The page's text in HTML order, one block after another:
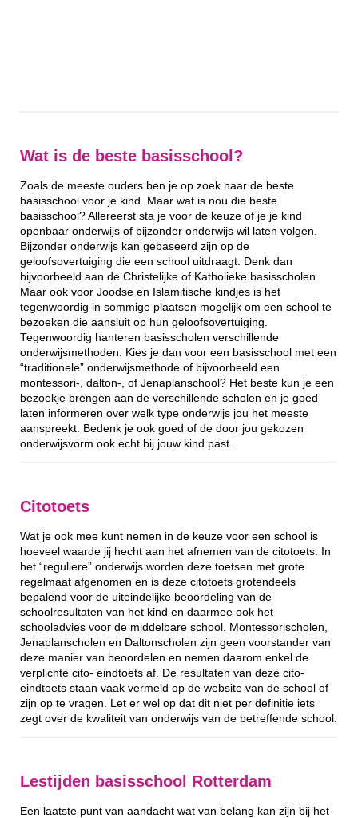
Wat is de beste basisschool?
Zoals de meeste ouders ben je op zoek naar de beste
basisschool voor je kind. Maar wat is nou die beste
basisschool? Allereerst sta je voor de keuze of je je kind
openbaar onderwijs of bijzonder onderwijs wil laten volgen.
Bijzonder onderwijs kan gebaseerd zijn op de
geloofsovertuiging die een school uitdraagt. Denk dan
bijvoorbeeld aan de Christelijke of Katholieke basisscholen.
Maar ook voor Joodse en Islamitische kindjes is het
tegenwoordig in sommige plaatsen mogelijk om een school te
bezoeken die aansluit op hun geloofsovertuiging.
Tegenwoordig hanteren basisscholen verschillende
onderwijsmethoden. Kies je dan voor een basisschool met een
“traditionele” onderwijsmethode of bijvoorbeeld een
montessori-, dalton-, of Jenaplanschool? Het beste kun je een
bezoekje brengen aan de verschillende scholen en je goed
laten informeren over welk type onderwijs jou het meeste
aanspreekt. Bedenk je ook goed of de door jou gekozen
onderwijsvorm ook echt bij jouw kind past.
Citotoets
Wat je ook mee kunt nemen in de keuze voor een school is
hoeveel waarde jij hecht aan het afnemen van de citotoets. In
het “reguliere” onderwijs worden deze toetsen met grote
regelmaat afgenomen en is deze citotoets grotendeels
bepalend voor de uiteindelijke beoordeling van de
schoolresultaten van het kind en daarmee ook het
schooladvies voor de middelbare school. Montessorischolen,
Jenaplanscholen en Daltonscholen zijn geen voorstander van
deze manier van beoordelen en nemen daarom enkel de
verplichte cito- eindtoets af. De resultaten van deze cito-
eindtoets staan vaak vermeld op de website van de school of
zijn op te vragen. Let er wel op dat dit niet per definitie iets
zegt over de kwaliteit van onderwijs van de betreffende school.
Lestijden basisschool Rotterdam
Een laatste punt van aandacht wat van belang kan zijn bij het